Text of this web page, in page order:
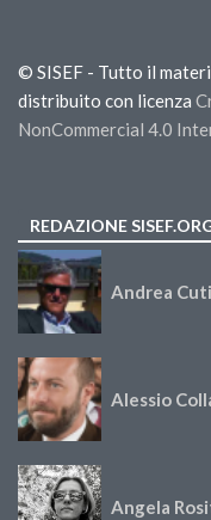
© SISEF - Tutto il
distribuito con licenza
NonCommercial 4.0
REDAZIONE
Andrea
Alessio
Angela